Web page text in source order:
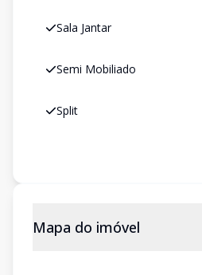
Sala Jantar
Semi Mobiliado
Split
Mapa do imóvel